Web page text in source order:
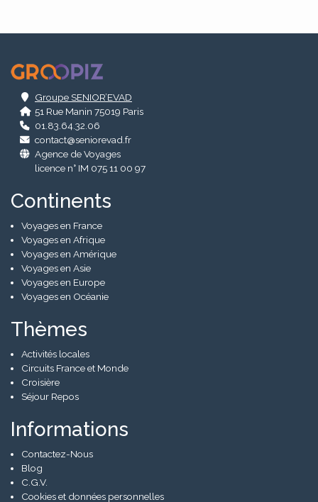
Groupe SENIOR’EVAD
51 Rue Manin 75019 Paris
01.83.64.32.06
contact@seniorevad.fr
Agence de Voyages
licence n° IM 075 11 00 97
Continents
Voyages en France
Voyages en Afrique
Voyages en Amérique
Voyages en Asie
Voyages en Europe
Voyages en Océanie
Thèmes
Activités locales
Circuits France et Monde
Croisière
Séjour Repos
Informations
Contactez-Nous
Blog
C.G.V.
Cookies et données personnelles